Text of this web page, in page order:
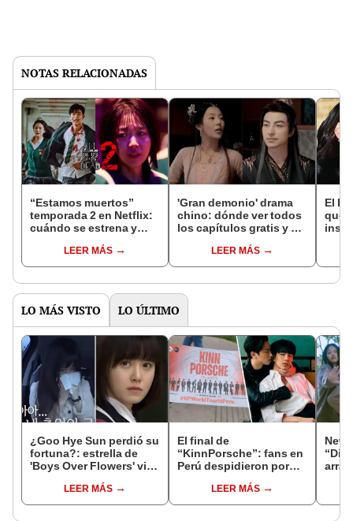
NOTAS RELACIONADAS
“Estamos muertos”
temporada 2 en Netflix:
cuándo se estrena y
temporadaLEER MÁS
'Gran demonio' drama
chino: dónde ver todos
los capítulos gratis y en
LEER MÁS
El k-
que
LO MÁS VISTO LO ÚLTIMO
¿Goo Hye Sun perdió su
fortuna?: estrella de
'Boys Over Flowers' vive
LEER MÁS
El final de
“KinnPorsche”: fans en
Perú despidieron por
LEER MÁS